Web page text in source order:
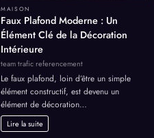
MAISON
Faux Plafond Moderne : Un
Élément Clé de la Décoration
Intérieure
team trafic referencement
Le faux plafond, loin d’être un simple
élément constructif, est devenu un
élément de décoration…
Lire la suite